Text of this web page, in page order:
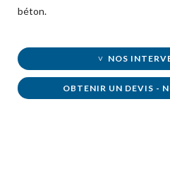
béton.
˅ NOS
OBTENIR UN DEVIS -